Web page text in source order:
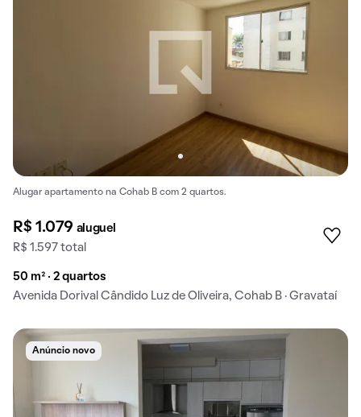
Alugar apartamento na Cohab B com 2 quartos.
R$ 1.079 aluguel
R$ 1.597 total
50 m² · 2 quartos
Avenida Dorival Cândido Luz de Oliveira, Cohab B · Gravataí
Anúncio novo